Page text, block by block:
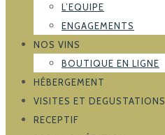
L’EQUIPE
ENGAGEMENTS
NOS VINS
BOUTIQUE EN LIGNE
HÉBERGEMENT
VISITES ET DEGUSTATIONS
RECEPTIF